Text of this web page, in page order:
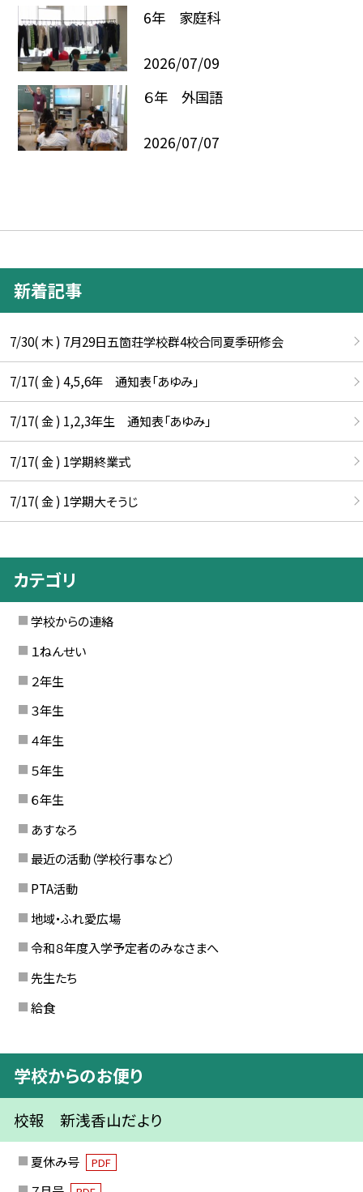
6年 家庭科
2026/07/09
６年 外国語
2026/07/07
新着記事
7/30( 木 ) 7月29日五箇荘学校群4校合同夏季研修会
7/17( 金 ) 4,5,6年 通知表「あゆみ」
7/17( 金 ) 1,2,3年生 通知表「あゆみ」
7/17( 金 ) 1学期終業式
7/17( 金 ) 1学期大そうじ
カテゴリ
学校からの連絡
１ねんせい
２年生
３年生
４年生
５年生
６年生
あすなろ
最近の活動（学校行事など）
PTA活動
地域・ふれ愛広場
令和８年度入学予定者のみなさまへ
先生たち
給食
学校からのお便り
校報 新浅香山だより
夏休み号 PDF